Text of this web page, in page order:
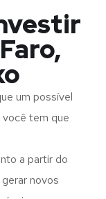
um possível
você tem que
a partir do
novos